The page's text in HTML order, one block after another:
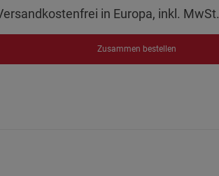
in Europa, inkl. MwSt.
Zusammen bestellen